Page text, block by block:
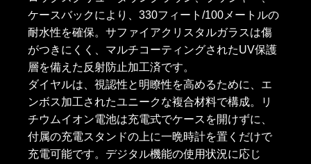
ケースバックにより、330フィート/100メートルの
耐水性を確保。サファイアクリスタルガラスは傷
がつきにくく、マルチコーティングされたUV保護
層を備えた反射防止加工済です。
ダイヤルは、視認性と明瞭性を高めるために、エ
ンボス加工されたユニークな複合材料で構成。リ
チウムイオン電池は充電式でケースを開けずに、
付属の充電スタンドの上に一晩時計を置くだけで
充電可能です。デジタル機能の使用状況に応じ